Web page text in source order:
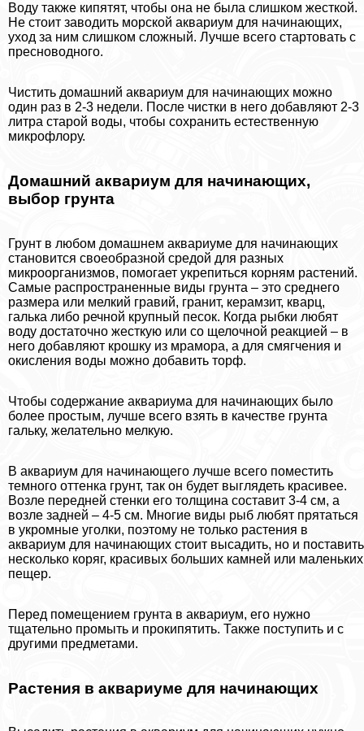
Воду также кипятят, чтобы она не была слишком жесткой.
Не стоит заводить морской аквариум для начинающих,
уход за ним слишком сложный. Лучше всего стартовать с
пресноводного.
Чистить домашний аквариум для начинающих можно
один раз в 2-3 недели. После чистки в него добавляют 2-3
литра старой воды, чтобы сохранить естественную
микрофлору.
Домашний аквариум для начинающих,
выбор грунта
Грунт в любом домашнем аквариуме для начинающих
становится своеобразной средой для разных
микроорганизмов, помогает укрепиться корням растений.
Самые распространенные виды грунта – это среднего
размера или мелкий гравий, гранит, керамзит, кварц,
галька либо речной крупный песок. Когда рыбки любят
воду достаточно жесткую или со щелочной реакцией – в
него добавляют крошку из мрамора, а для смягчения и
окисления воды можно добавить торф.
Чтобы содержание аквариума для начинающих было
более простым, лучше всего взять в качестве грунта
гальку, желательно мелкую.
В аквариум для начинающего лучше всего поместить
темного оттенка грунт, так он будет выглядеть красивее.
Возле передней стенки его толщина составит 3-4 см, а
возле задней – 4-5 см. Многие виды рыб любят прятаться
в укромные уголки, поэтому не только растения в
аквариум для начинающих стоит высадить, но и поставить
несколько коряг, красивых больших камней или маленьких
пещер.
Перед помещением грунта в аквариум, его нужно
тщательно промыть и прокипятить. Также поступить и с
другими предметами.
Растения в аквариуме для начинающих